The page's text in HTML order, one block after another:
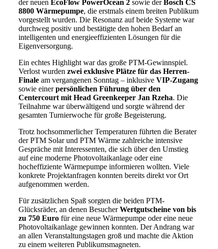
der neuen EcoFlow PowerOcean 2 sowie derBosch CS
8800 Wärmepumpe, die erstmals einem breiten Publikum
vorgestellt wurden. Die Resonanz auf beide Systeme war
durchweg positiv und bestätigte den hohen Bedarf an
intelligenten und energieeffizienten Lösungen für die
Eigenversorgung.
Ein echtes Highlight war das große PTM-Gewinnspiel.
Verlost wurden zwei exklusive Plätze für das Herren-
Finale am vergangenen Sonntag – inklusive VIP-Zugang
sowie einerpersönlichen Führung über den
Centercourt mit Head Greenkeeper Jan Rzeha. Die
Teilnahme war überwältigend und sorgte während der
gesamten Turnierwoche für große Begeisterung.
Trotz hochsommerlicher Temperaturen führten die Berater
der PTM Solar und PTM Wärme zahlreiche intensive
Gespräche mit Interessenten, die sich über den Umstieg
auf eine moderne Photovoltaikanlage oder eine
hocheffiziente Wärmepumpe informieren wollten. Viele
konkrete Projektanfragen konnten bereits direkt vor Ort
aufgenommen werden.
Für zusätzlichen Spaß sorgten die beiden PTM-
Glücksräder, an denen BesucherWertgutscheine von bis
zu 750 Euro für eine neue Wärmepumpe oder eine neue
Photovoltaikanlage gewinnen konnten. Der Andrang war
an allen Veranstaltungstagen groß und machte die Aktion
zu einem weiteren Publikumsmagneten.